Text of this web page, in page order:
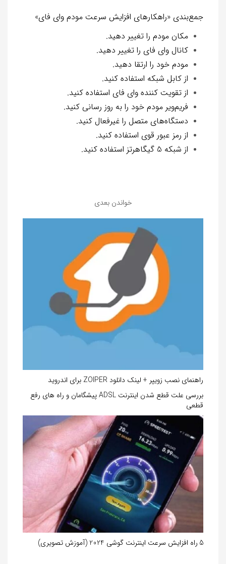
جمع‌بندی «راهکارهای افزایش سرعت مودم وای فای»
مکان مودم را تغییر دهید.
کانال وای فای را تغییر دهید.
مودم خود را ارتقا دهید.
از کابل شبکه استفاده کنید.
از تقویت کننده وای فای استفاده کنید.
فریم‌ویر مودم خود را به روز رسانی کنید.
دستگاه‌های متصل را غیرفعال کنید.
از رمز عبور قوی استفاده کنید.
از شبکه 5 گیگاهرتز استفاده کنید.
خواندن بعدی
راهنمای نصب زویپر + لینک دانلود ZOIPER برای اندروید
بررسی علت قطع شدن اینترنت ADSL پیشگامان و راه های رفع
قطعی
5 راه افزایش سرعت اینترنت گوشی 2024 (آموزش تصویری)